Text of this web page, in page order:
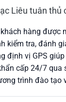
Liêu tuân
hàng được
kiểm tra, đánh
định vị GPS
cấp 24/7 qua
trình đào tạo